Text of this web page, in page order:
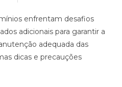
enfrentam desafios
adicionais para garantir a
adequada das
dicas e precauções